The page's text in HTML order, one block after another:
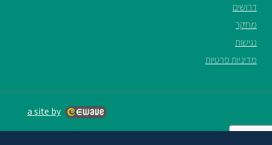
דרושים
מחקר
נגישות
מדיניות פרטיות
a site by